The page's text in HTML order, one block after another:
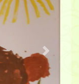
Next